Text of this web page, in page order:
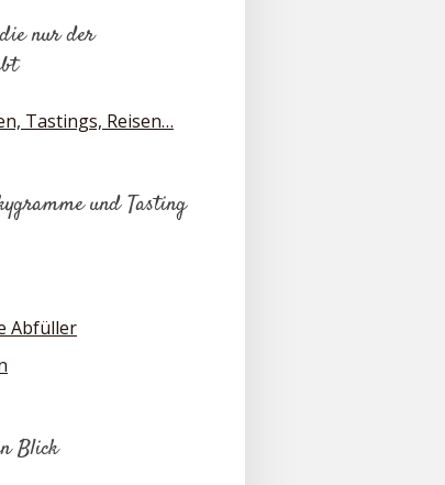
nur der
Tastings, Reisen…
und Tasting
Abfüller
Blick